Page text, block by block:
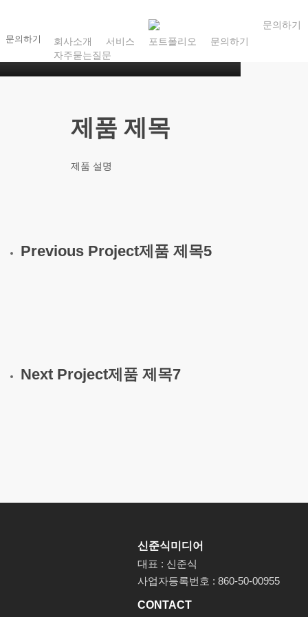
main
문의하기
문의하기 회사소개 서비스 포트폴리오
문의하기
자주묻는질문
제품 제목
제품 설명
Previous Project제품 제목5
Next Project제품 제목7
신준식미디어
대표 : 신준식
사업자등록번호 : 860-50-00955
CONTACT